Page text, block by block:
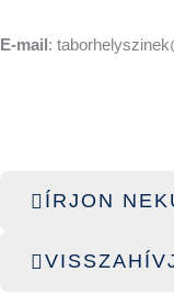
E-mail:
ÍRJON